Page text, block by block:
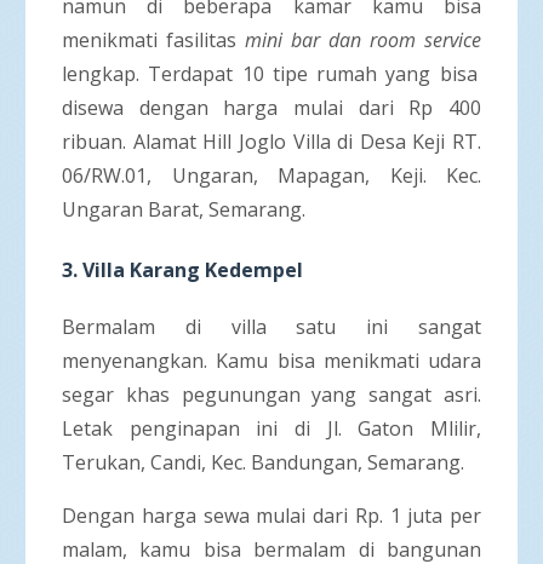
namun di beberapa kamar kamu bisa
menikmati fasilitas mini bar dan room service
lengkap. Terdapat 10 tipe rumah yang bisa
disewa dengan harga mulai dari Rp 400
ribuan. Alamat Hill Joglo Villa di Desa Keji RT.
06/RW.01, Ungaran, Mapagan, Keji. Kec.
Ungaran Barat, Semarang.
3.Villa Karang Kedempel
Bermalam di villa satu ini sangat
menyenangkan. Kamu bisa menikmati udara
segar khas pegunungan yang sangat asri.
Letak penginapan ini di Jl. Gaton Mlilir,
Terukan, Candi, Kec. Bandungan, Semarang.
Dengan harga sewa mulai dari Rp. 1 juta per
malam, kamu bisa bermalam di bangunan